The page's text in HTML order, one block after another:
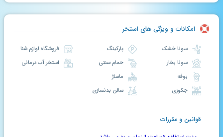
امکانات و ویژگی های استخر
سونا خشک
سونا بخار
جکوزی
پارکینگ
حمام سنتی
سالن بدنسازی
فروشگاه لوازم شنا
قوانین و مقررات